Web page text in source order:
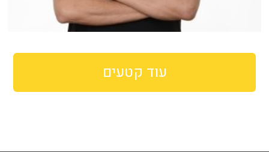
עוד קטעים